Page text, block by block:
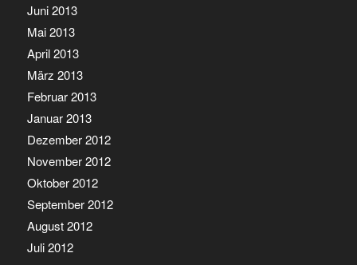
Juni 2013
Mai 2013
April 2013
März 2013
Februar 2013
Januar 2013
Dezember 2012
November 2012
Oktober 2012
September 2012
August 2012
Juli 2012